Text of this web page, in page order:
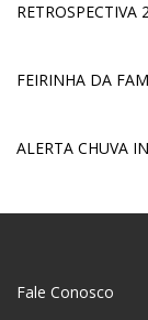
RETROSPECTIVA
FEIRINHA DA
ALERTA CHUVA
Fale Conosco